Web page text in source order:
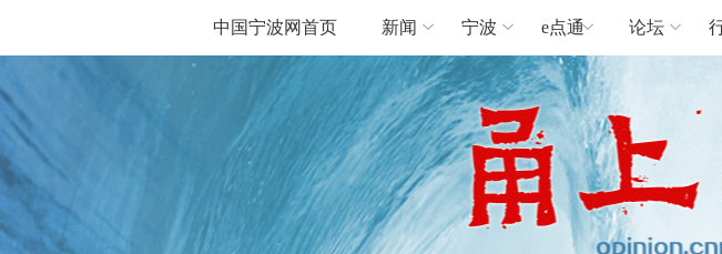
中国宁波网首页 新闻 宁波 e点通 论坛